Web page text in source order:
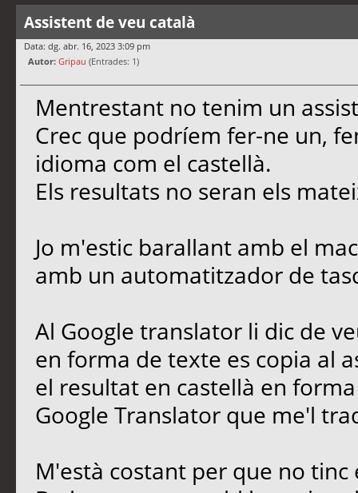
Assistent de veu català
Data: dg. abr. 16, 2023 3:09 pm
Autor: Gripau (Entrades: 1)
Mentrestant no tenim un
Crec que podríem fer-ne un,
idioma com el castellà.
Els resultats no seran els
Jo m'estic barallant amb el
amb un automatitzador de
Al Google translator li dic de
en forma de texte es copia al
el resultat en castellà en
Google Translator que me'l
M'està costant per que no